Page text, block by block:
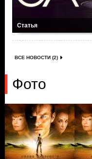
Статья
ВСЕ НОВОСТИ (2)
Фото